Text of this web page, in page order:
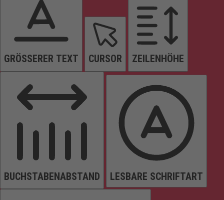
GRÖSSERER TEXT CURSOR ZEILENHÖHE
BUCHSTABENABSTAND LESBARE SCHRIFTART